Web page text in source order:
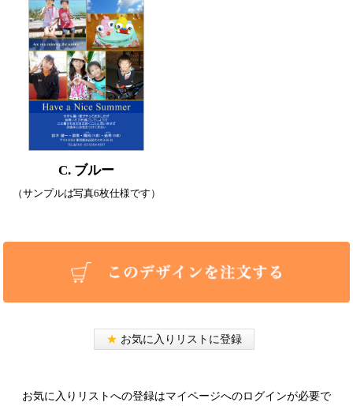
C. ブルー
（サンプルは写真6枚仕様です）
★ お気に入りリストに登録
お気に入りリストへの登録はマイページへのログインが必要で